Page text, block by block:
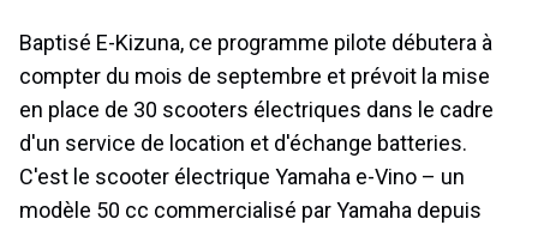
Baptisé E-Kizuna, ce programme pilote débutera à
compter du mois de septembre et prévoit la mise
en place de 30 scooters électriques dans le cadre
d'un service de location et d'échange batteries.
C'est le scooter électrique Yamaha e-Vino – un
modèle 50 cc commercialisé par Yamaha depuis